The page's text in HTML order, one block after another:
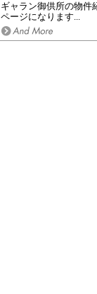
ギャラン御供所の物件
ページになります...